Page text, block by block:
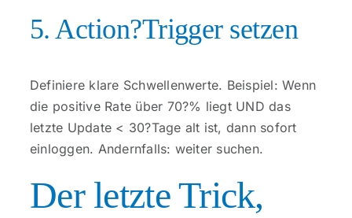
5. Action?Trigger setzen
Definiere klare Schwellenwerte. Beispiel: Wenn
die positive Rate über 70?% liegt UND das
letzte Update < 30?Tage alt ist, dann sofort
einloggen. Andernfalls: weiter suchen.
Der letzte Trick,